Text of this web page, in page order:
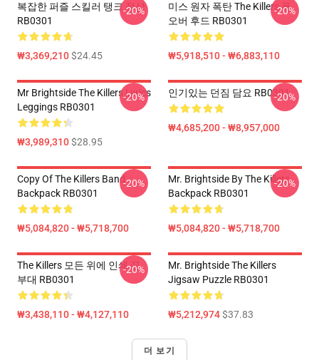
복잡한 퍼즐 스킬러 탱크 정상
RB0301
₩3,369,210$24.45
-20%
미스 원자 폭탄 The Killers 풀
오버 후드 RB0301
₩5,918,510 - ₩6,883,110
-20%
Mr Brightside The Killers Lyrics
Leggings RB0301
₩3,989,310$28.95
-20% 인기있는 던짐 담요 RB0301
₩4,685,200 - ₩8,957,000
-20%
Copy Of The Killers Band
Backpack RB0301
₩5,084,820 - ₩5,718,700
-20%
Mr. Brightside By The Killers
Backpack RB0301
₩5,084,820 - ₩5,718,700
-20%
The Killers 모든 위에 인쇄 끈
부대 RB0301
₩3,438,110 - ₩4,127,110
-20%
Mr. Brightside The Killers
Jigsaw Puzzle RB0301
₩5,212,974$37.83
더 보기